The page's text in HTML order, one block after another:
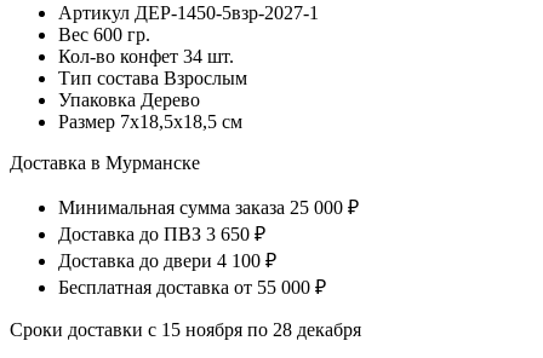
Артикул ДЕР-1450-5взр-2027-1
Вес 600 гр.
Кол-во конфет 34 шт.
Тип состава Взрослым
Упаковка Дерево
Размер 7х18,5х18,5 см
Доставка в Мурманске
Минимальная сумма заказа 25 000 ₽
Доставка до ПВЗ 3 650 ₽
Доставка до двери 4 100 ₽
Бесплатная доставка от 55 000 ₽
Сроки доставки с 15 ноября по 28 декабря